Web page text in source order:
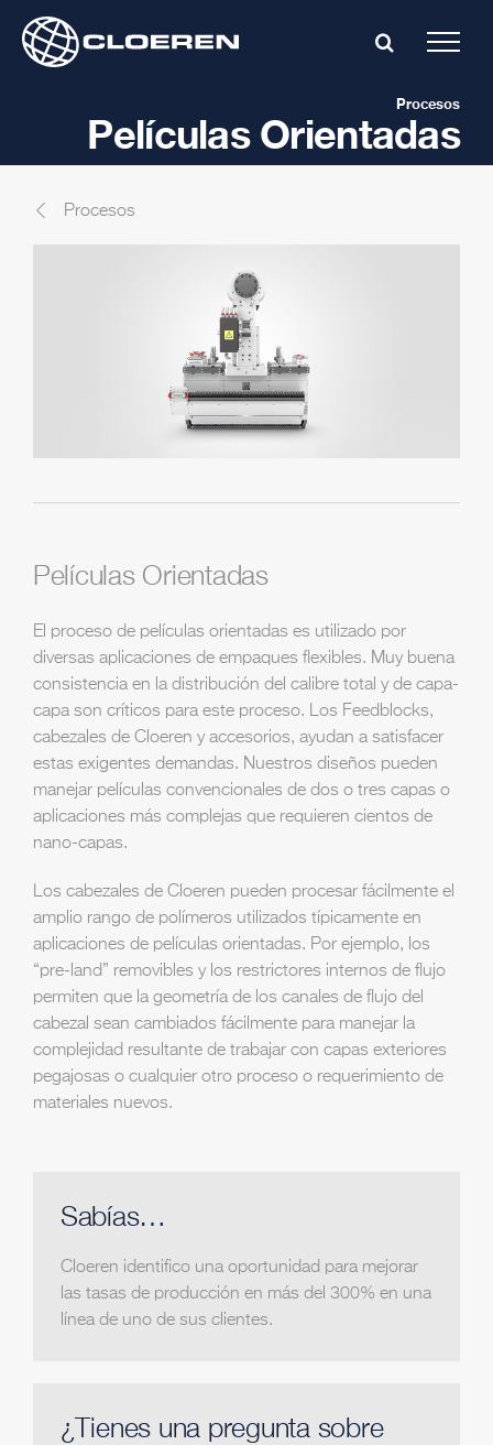
content
Películas Orientadas
Procesos
Películas Orientadas
El proceso de películas orientadas es utilizado por
diversas aplicaciones de empaques flexibles. Muy buena
consistencia en la distribución del calibre total y de capa-
capa son críticos para este proceso. Los Feedblocks,
cabezales de Cloeren y accesorios, ayudan a satisfacer
estas exigentes demandas. Nuestros diseños pueden
manejar películas convencionales de dos o tres capas o
aplicaciones más complejas que requieren cientos de
nano-capas.
Los cabezales de Cloeren pueden procesar fácilmente el
amplio rango de polímeros utilizados típicamente en
aplicaciones de películas orientadas. Por ejemplo, los
“pre-land” removibles y los restrictores internos de flujo
permiten que la geometría de los canales de flujo del
cabezal sean cambiados fácilmente para manejar la
complejidad resultante de trabajar con capas exteriores
pegajosas o cualquier otro proceso o requerimiento de
materiales nuevos.
Sabías…
Cloeren identifico una oportunidad para mejorar
las tasas de producción en más del 300% en una
línea de uno de sus clientes.
¿Tienes una pregunta sobre
Procesos